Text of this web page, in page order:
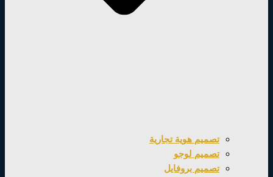
تصميم هوية تجارية
تصميم لوجو
تصميم بروفايل